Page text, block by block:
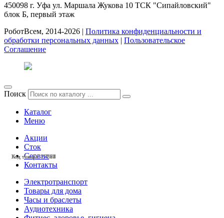
Код товара: 27895
Код товара: 27893
Код товара: 27892
Код товара: 27888
Код товара: 27887
Код товара: 27884
Код товара: 27882
Код товара: 27881
Код товара: 27873
Код товара: 27872
Код товара: 27871
Код товара: 27870
450098 г. Уфа ул. Маршала Жукова 10 ТСК "Сипайловский"
блок Б, первый этаж
РоботВсем, 2014-2026 | Политика конфиденциальности и
обработки персональных данных | Пользовательское
Соглашение
Поиск
Каталог
Меню
Акции
Сток
Сервис
Контакты
Электротранспорт
Товары для дома
Часы и браслеты
Аудиотехника